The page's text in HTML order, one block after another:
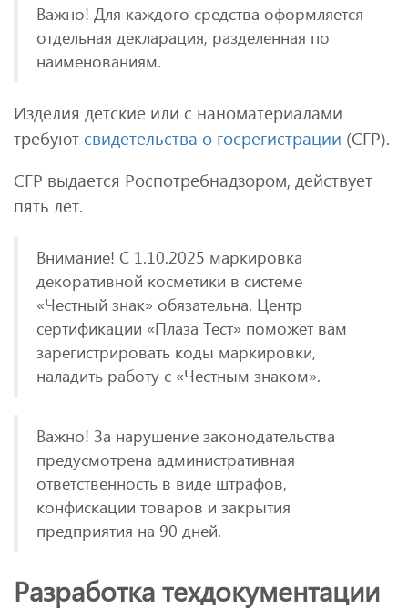
Важно! Для каждого средства оформляется
отдельная декларация, разделенная по
наименованиям.
Изделия детские или с наноматериалами
требуют свидетельства о госрегистрации (СГР).
СГР выдается Роспотребнадзором, действует
пять лет.
Внимание! С 1.10.2025 маркировка
декоративной косметики в системе
«Честный знак» обязательна. Центр
сертификации «Плаза Тест» поможет вам
зарегистрировать коды маркировки,
наладить работу с «Честным знаком».
Важно! За нарушение законодательства
предусмотрена административная
ответственность в виде штрафов,
конфискации товаров и закрытия
предприятия на 90 дней.
Разработка техдокументации